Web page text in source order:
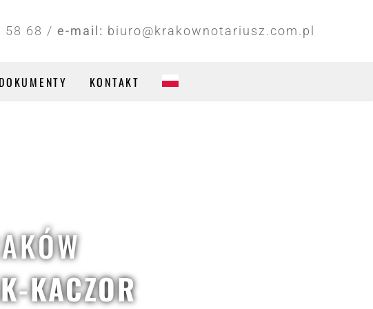
58 68 / e-mail: biuro@krakownotariusz.com.pl
KONTAKT
KACZOR